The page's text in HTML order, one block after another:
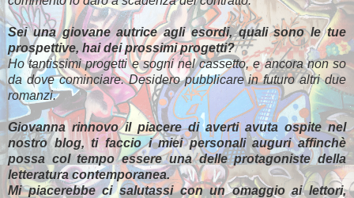
Sei una giovane autrice agli esordi, quali sono le tue
prospettive, hai dei prossimi progetti?
Ho tantissimi progetti e sogni nel cassetto, e ancora non so
da dove cominciare. Desidero pubblicare in futuro altri due
romanzi.
Giovanna rinnovo il piacere di averti avuta ospite nel
nostro blog, ti faccio i miei personali auguri affinchè
possa col tempo essere una delle protagoniste della
letteratura contemporanea.
Mi piacerebbe ci salutassi con un omaggio ai lettori,